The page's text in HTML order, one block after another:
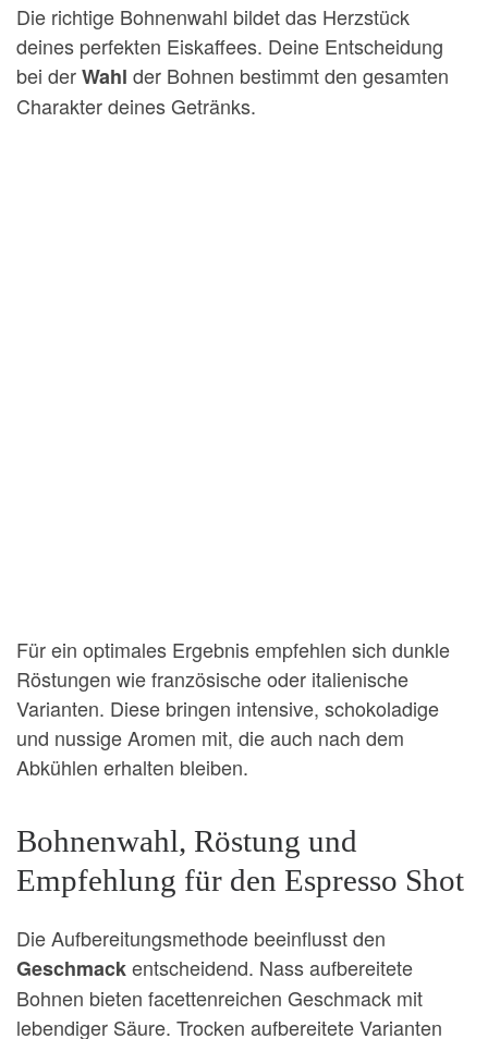
Die richtige Bohnenwahl bildet das Herzstück
deines perfekten Eiskaffees. Deine Entscheidung
bei derWahl der Bohnen bestimmt den gesamten
Charakter deines Getränks.
Für ein optimales Ergebnis empfehlen sich dunkle
Röstungen wie französische oder italienische
Varianten. Diese bringen intensive, schokoladige
und nussige Aromen mit, die auch nach dem
Abkühlen erhalten bleiben.
Bohnenwahl, Röstung und
Empfehlung für den Espresso Shot
Die Aufbereitungsmethode beeinflusst den
Geschmackentscheidend. Nass aufbereitete
Bohnen bieten facettenreichen Geschmack mit
lebendiger Säure. Trocken aufbereitete Varianten